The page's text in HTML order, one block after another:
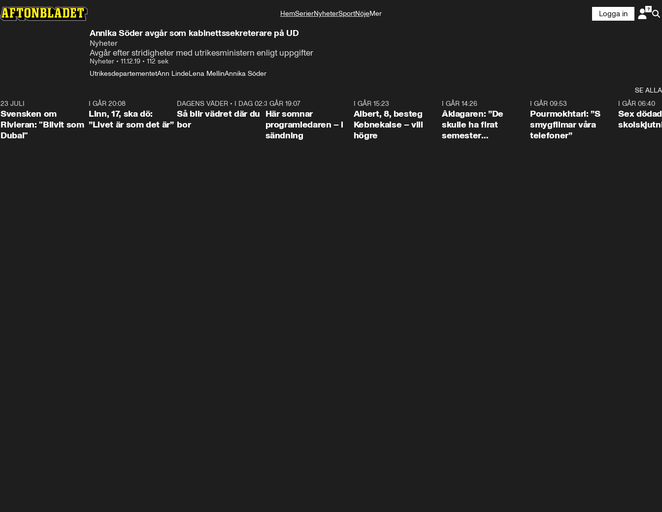
HemSerierNyheterSportNöjeMer
Logga in
Annika Söder avgår som kabinettssekreterare på UD
Nyheter
Avgår efter stridigheter med utrikesministern enligt uppgifter
Nyheter • 11.12.19 • 112 sek
UtrikesdepartementetAnn LindeLena MellinAnnika Söder
SE ALLA
23 JULI
Svensken om
Rivieran: "Blivit som
Dubai"
I GÅR 20:08
Linn, 17, ska dö:
”Livet är som det är”
1:06
DAGENS VÄDER • I DAG 02:30
Så blir vädret där du
bor
I GÅR 19:07
Här somnar
programledaren – i
sändning
I GÅR 15:23
Albert, 8, besteg
Kebnekaise – vill
högre
I GÅR 14:26
Åklagaren: ”De
skulle ha firat
semester
I GÅR 09:53
Pourmokhtari: ”S
smygfilmar våra
telefoner”
I GÅR 06:40
Sex